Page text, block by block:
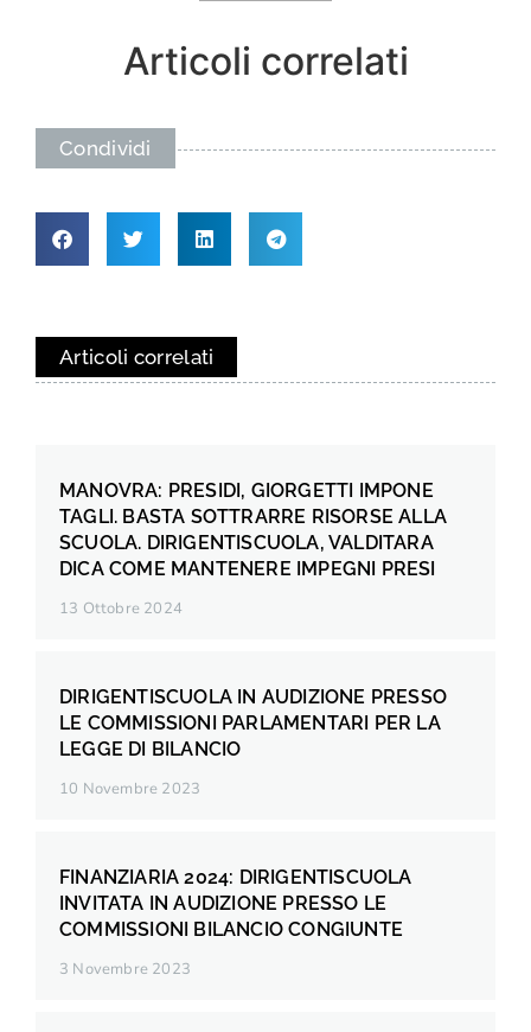
Articoli correlati
Condividi
Articoli correlati
MANOVRA: PRESIDI, GIORGETTI IMPONE
TAGLI. BASTA SOTTRARRE RISORSE ALLA
SCUOLA. DIRIGENTISCUOLA, VALDITARA
DICA COME MANTENERE IMPEGNI PRESI
13 Ottobre 2024
DIRIGENTISCUOLA IN AUDIZIONE PRESSO
LE COMMISSIONI PARLAMENTARI PER LA
LEGGE DI BILANCIO
10 Novembre 2023
FINANZIARIA 2024: DIRIGENTISCUOLA
INVITATA IN AUDIZIONE PRESSO LE
COMMISSIONI BILANCIO CONGIUNTE
3 Novembre 2023